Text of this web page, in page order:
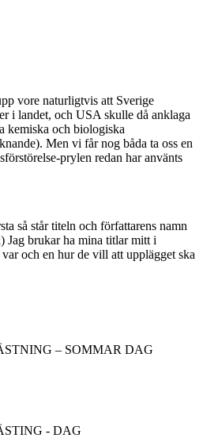
vore naturligtvis att Sverige
i landet, och USA skulle då anklaga
kemiska och biologiska
Men vi får nog båda ta oss en
prylen redan har använts
så står titeln och författarens namn
Jag brukar ha mina titlar mitt i
och en hur de vill att upplägget ska
– SOMMAR DAG
- DAG